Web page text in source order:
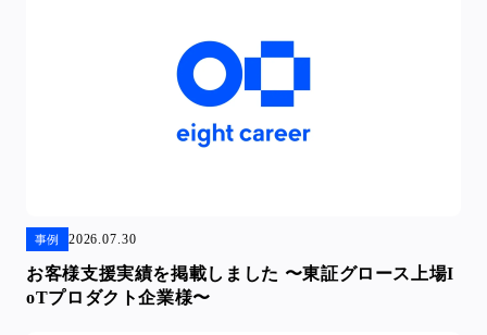
事例 2026.07.30
お客様支援実績を掲載しました 〜東証グロース上場I
oTプロダクト企業様〜